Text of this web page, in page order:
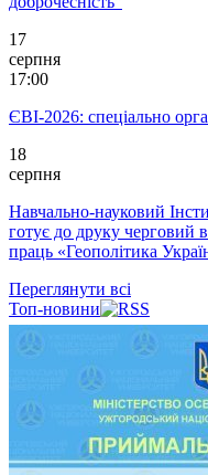
17
серпня
17:00
ЄВІ-2026: спеціально
18
серпня
Навчально-науковий
готує до друку черговий
праць «Геополітика
Переглянути всі
Топ-новини